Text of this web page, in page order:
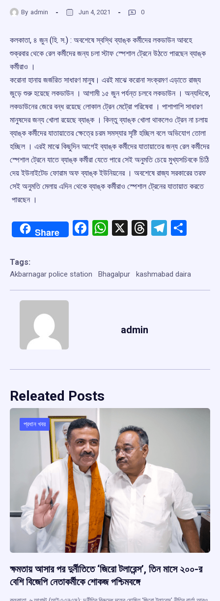
By admin Jun 4, 2021 0
কলকাতা, ৪ জুন (হি. স.) : অবশেষে স্বস্থি ব্যাঙ্ক কর্মীদের লকডাউন আবহে
শুক্রবার থেকে রেল কর্মীদের জন্য চলা স্টাফ স্পেশাল ট্রেনে উঠতে পারছেন ব্যাঙ্ক
কর্মীরাও ।
করোনা হানায় জর্জরিত সাধারণ মানুষ। এরই মাঝে করোনা সংক্রমণ এড়াতে রাজ্য
জুড়ে শুরু হয়েছে লকডাউন । আগামী ১৫ জুন পর্যন্ত চলবে লকডাউন । অন্যদিকে,
লকডাউনের জেরে বন্ধ রয়েছে লোকাল ট্রেন মেট্রো পরিষেবা । পাশাপাশি সাধারণ
মানুষদের জন্য খোলা রয়েছে ব্যাঙ্ক । কিন্তু ব্যাঙ্ক খোলা থাকলেও ট্রেন না চলায়
ব্যাঙ্ক কর্মীদের যাতায়াতের ক্ষেত্রে চরম সমস্যার সৃষ্টি হচ্ছিল বলে অভিযোগ তোলা
হচ্ছিল । এরই মাঝে কিছুদিন আগেই ব্যাঙ্ক কর্মীদের যাতায়াতের জন্য রেল কর্মীদের
স্পেশাল ট্রেনে যাতে ব্যাঙ্ক কর্মীরা যেতে পারে সেই অনুমতি চেয়ে মুখ্যসচিবকে চিঠি
দেয় ইউনাইটেড ফোরাম অফ ব্যাঙ্ক ইউনিয়নের । অবশেষে রাজ্য সরকারের তরফ
সেই অনুমতি মেলায় এদিন থেকে ব্যাঙ্ক কর্মীরাও স্পেশাল ট্রেনের যাতায়াত করতে
পারছেন ।
Share Facebook
WhatsApp
X Threads
Tags:
Akbarnagar police station Bhagalpur kashmabad daira
admin
Releated Posts
প্রধান খবর
ক্ষমতায় আসার পর দুর্নীতিতে ‘জিরো টলারেন্স’, তিন মাসে ২০০-র
বেশি বিজেপি নেতাকর্মীকে শোকজ পশ্চিমবঙ্গে